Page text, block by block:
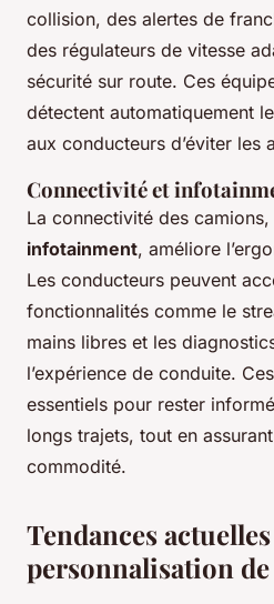
collision, des alertes de
des régulateurs de vitesse
sécurité sur route. Ces
détectent automatiquement
aux conducteurs d’éviter les
Connectivité et
La connectivité des
infotainment, améliore
Les conducteurs peuvent
fonctionnalités comme le
mains libres et les
l’expérience de conduite.
essentiels pour rester
longs trajets, tout en
commodité.
Tendances
personnalisation